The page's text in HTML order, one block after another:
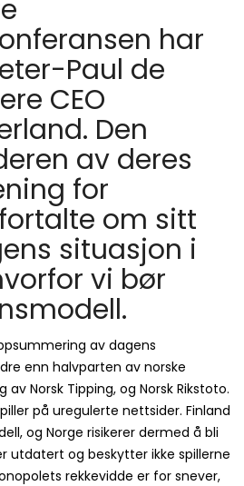
har
Paul de
CEO
Den
av deres
for
om sitt
situasjon i
vi bør
av dagens
enn halvparten av norske
Norsk Tipping, og Norsk Rikstoto.
på uregulerte nettsider. Finland
og Norge risikerer dermed å bli
utdatert og beskytter ikke spillerne
rekkevidde er for snever,